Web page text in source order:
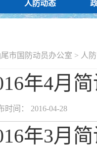
人防动态
尾市国防动员办公室 > 人
年4月
时间： 2016-04-28
年3月